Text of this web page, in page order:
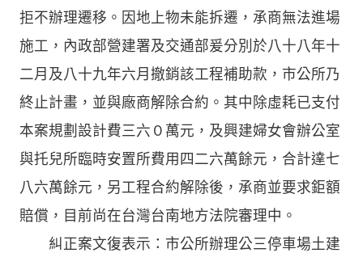
拒不辦理遷移。因地上物未能拆遷，承商無法進場
施工，內政部營建署及交通部爰分別於八十八年十
二月及八十九年六月撤銷該工程補助款，市公所乃
終止計畫，並與廠商解除合約。其中除虛耗已支付
本案規劃設計費三六０萬元，及興建婦女會辦公室
與托兒所臨時安置所費用四二六萬餘元，合計達七
八六萬餘元，另工程合約解除後，承商並要求鉅額
賠償，目前尚在台灣台南地方法院審理中。
糾正案文復表示：市公所辦理公三停車場土建